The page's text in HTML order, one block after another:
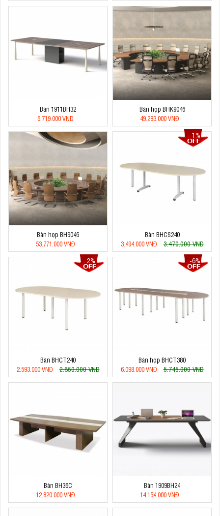
Bàn 1911BH32
6.719.000 VNĐ
Bàn họp BHK9046
49.283.000 VNĐ
Bàn họp BH9046
53.771.000 VNĐ
-1%
Bàn BHCS240
3.494.000 VNĐ
3.470.000 VNĐ
2%
Bàn BHCT240
2.593.000 VNĐ
2.650.000 VNĐ
-6%
Bàn họp BHCT380
6.098.000 VNĐ
5.745.000 VNĐ
Bàn BH36C
12.820.000 VNĐ
Bàn 1909BH24
14.154.000 VNĐ